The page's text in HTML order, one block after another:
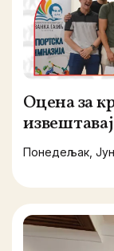
Оцена за
Понедељак, Јун